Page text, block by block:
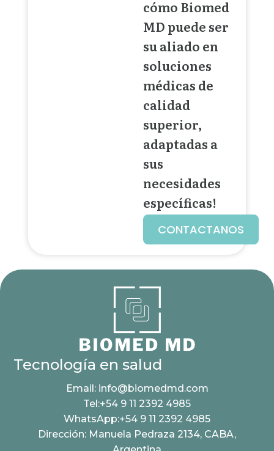
cómo Biomed
MD puede ser
su aliado en
soluciones
médicas de
calidad
superior,
adaptadas a
sus
necesidades
específicas!
CONTACTANOS
Tecnología en salud
Email: info@biomedmd.com
Tel:+54 9 11 2392 4985
WhatsApp:+54 9 11 2392 4985
Dirección: Manuela Pedraza 2134, CABA,